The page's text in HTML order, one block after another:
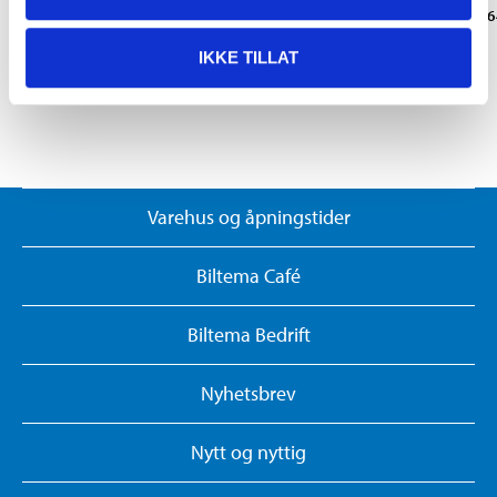
IKKE TILLAT
64-426 64-425
Varehus og åpningstider
Biltema Café
Biltema Bedrift
Nyhetsbrev
Nytt og nyttig